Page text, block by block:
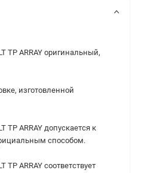
TP ARRAY оригинальный,
изготовленной
TP ARRAY допускается к
способом.
TP ARRAY соответствует